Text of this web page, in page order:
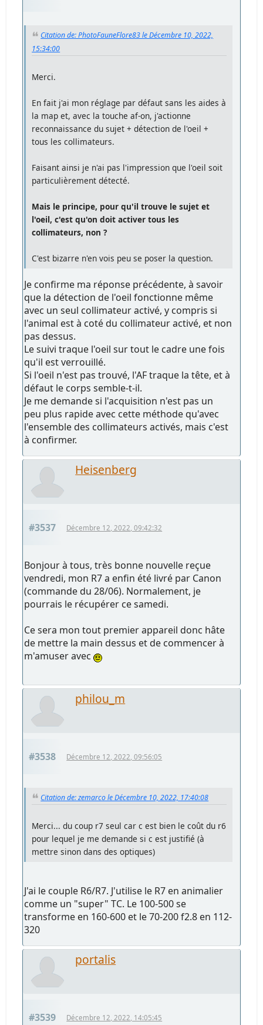
Citation de: PhotoFauneFlore83 le Décembre 10, 2022,
15:34:00
Merci.
En fait j'ai mon réglage par défaut sans les aides à
la map et, avec la touche af-on, j'actionne
reconnaissance du sujet + détection de l'oeil +
tous les collimateurs.
Faisant ainsi je n'ai pas l'impression que l'oeil soit
particulièrement détecté.
Mais le principe, pour qu'il trouve le sujet et
l'oeil, c'est qu'on doit activer tous les
collimateurs, non ?
C'est bizarre n'en vois peu se poser la question.
Je confirme ma réponse précédente, à savoir
que la détection de l'oeil fonctionne même
avec un seul collimateur activé, y compris si
l'animal est à coté du collimateur activé, et non
pas dessus.
Le suivi traque l'oeil sur tout le cadre une fois
qu'il est verrouillé.
Si l'oeil n'est pas trouvé, l'AF traque la tête, et à
défaut le corps semble-t-il.
Je me demande si l'acquisition n'est pas un
peu plus rapide avec cette méthode qu'avec
l'ensemble des collimateurs activés, mais c'est
à confirmer.
Heisenberg
#3537 Décembre 12, 2022, 09:42:32
Bonjour à tous, très bonne nouvelle reçue
vendredi, mon R7 a enfin été livré par Canon
(commande du 28/06). Normalement, je
pourrais le récupérer ce samedi.
Ce sera mon tout premier appareil donc hâte
de mettre la main dessus et de commencer à
m'amuser avec
philou_m
#3538 Décembre 12, 2022, 09:56:05
Citation de: zemarco le Décembre 10, 2022, 17:40:08
Merci... du coup r7 seul car c est bien le coût du r6
pour lequel je me demande si c est justifié (à
mettre sinon dans des optiques)
J'ai le couple R6/R7. J'utilise le R7 en animalier
comme un "super" TC. Le 100-500 se
transforme en 160-600 et le 70-200 f2.8 en 112-
320
portalis
#3539 Décembre 12, 2022, 14:05:45